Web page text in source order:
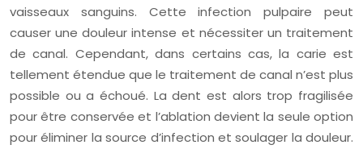
vaisseaux sanguins. Cette infection pulpaire peut
causer une douleur intense et nécessiter un traitement
de canal. Cependant, dans certains cas, la carie est
tellement étendue que le traitement de canal n’est plus
possible ou a échoué. La dent est alors trop fragilisée
pour être conservée et l’ablation devient la seule option
pour éliminer la source d’infection et soulager la douleur.